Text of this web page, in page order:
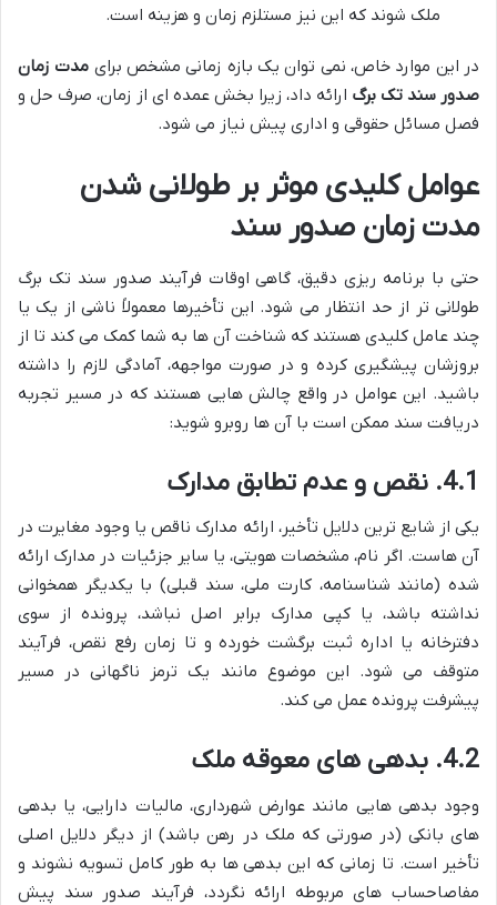
ملک شوند که این نیز مستلزم زمان و هزینه است.
در این موارد خاص، نمی توان یک بازه زمانی مشخص برای مدت زمان
صدور سند تک برگ ارائه داد، زیرا بخش عمده ای از زمان، صرف حل و
فصل مسائل حقوقی و اداری پیش نیاز می شود.
عوامل کلیدی موثر بر طولانی شدن
مدت زمان صدور سند
حتی با برنامه ریزی دقیق، گاهی اوقات فرآیند صدور سند تک برگ
طولانی تر از حد انتظار می شود. این تأخیرها معمولاً ناشی از یک یا
چند عامل کلیدی هستند که شناخت آن ها به شما کمک می کند تا از
بروزشان پیشگیری کرده و در صورت مواجهه، آمادگی لازم را داشته
باشید. این عوامل در واقع چالش هایی هستند که در مسیر تجربه
دریافت سند ممکن است با آن ها روبرو شوید:
4.1. نقص و عدم تطابق مدارک
یکی از شایع ترین دلایل تأخیر، ارائه مدارک ناقص یا وجود مغایرت در
آن هاست. اگر نام، مشخصات هویتی، یا سایر جزئیات در مدارک ارائه
شده (مانند شناسنامه، کارت ملی، سند قبلی) با یکدیگر همخوانی
نداشته باشد، یا کپی مدارک برابر اصل نباشد، پرونده از سوی
دفترخانه یا اداره ثبت برگشت خورده و تا زمان رفع نقص، فرآیند
متوقف می شود. این موضوع مانند یک ترمز ناگهانی در مسیر
پیشرفت پرونده عمل می کند.
4.2. بدهی های معوقه ملک
وجود بدهی هایی مانند عوارض شهرداری، مالیات دارایی، یا بدهی
های بانکی (در صورتی که ملک در رهن باشد) از دیگر دلایل اصلی
تأخیر است. تا زمانی که این بدهی ها به طور کامل تسویه نشوند و
مفاصاحساب های مربوطه ارائه نگردد، فرآیند صدور سند پیش